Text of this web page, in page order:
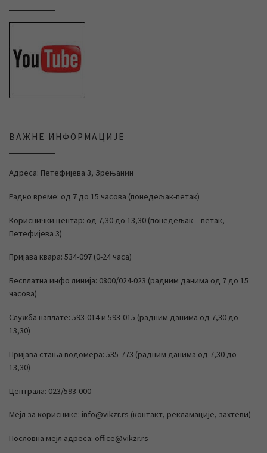
ВАЖНЕ ИНФОРМАЦИЈЕ
Адреса: Петефијева 3, Зрењанин
Радно време: од 7 до 15 часова (понедељак-петак)
Кориснички центар: од 7,30 до 13,30 (понедељак – петак,
Петефијева 3)
Пријава квара: 534-097 (0-24 часа)
Бесплатна инфо линија: 0800/024-023 (радним данима од 7 до 15
часова)
Служба наплате: 593-014 и 593-015 (радним данима од 7,30 до
13,30)
Пријава стања водомера: 535-773 (радним данима од 7,30 до
13,30)
Централа: 023/593-000
Мејл за кориснике: info@vikzr.rs (контакт, рекламације, захтеви)
Пословна мејл адреса: office@vikzr.rs